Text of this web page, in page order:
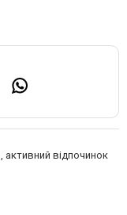
активний відпочинок